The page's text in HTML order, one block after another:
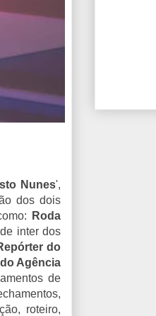
Nunes',
dos dois
Roda
inter dos
do
Agência
de
roteiro,